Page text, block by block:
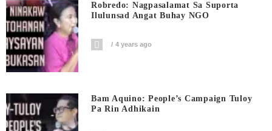
Robredo: Nagpasalamat Sa Suporta
Ilulunsad Angat Buhay NGO
4 years ago
Bam Aquino: People’s Campaign Tuloy
Pa Rin Adhikain